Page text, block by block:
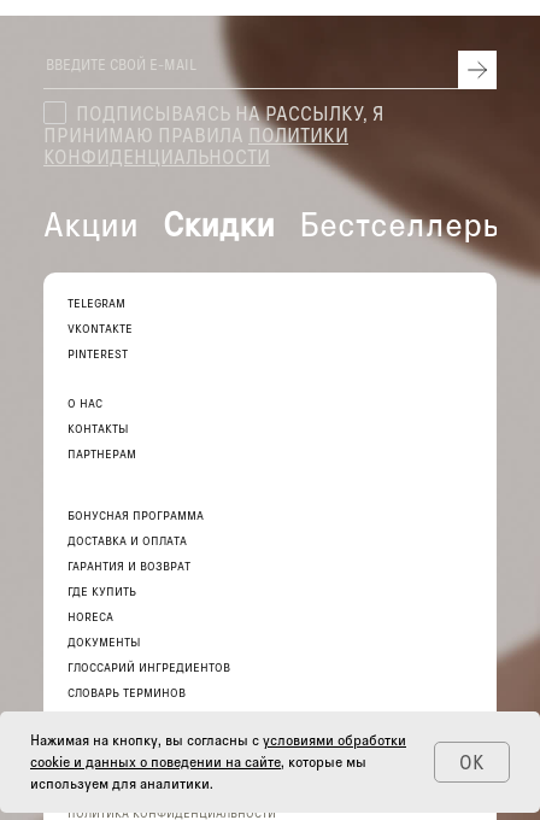
ПОДПИСЫВАЯСЬ НА РАССЫЛКУ, Я
ПРИНИМАЮ ПРАВИЛА ПОЛИТИКИ
КОНФИДЕНЦИАЛЬНОСТИ
Акции Скидки Бестселлеры
TELEGRAM
VKONTAKTE
PINTEREST
О НАС
КОНТАКТЫ
ПАРТНЕРАМ
БОНУСНАЯ ПРОГРАММА
ДОСТАВКА И ОПЛАТА
ГАРАНТИЯ И ВОЗВРАТ
ГДЕ КУПИТЬ
HORECA
ДОКУМЕНТЫ
ГЛОССАРИЙ ИНГРЕДИЕНТОВ
СЛОВАРЬ ТЕРМИНОВ
© 2026 ИНТЕРНЕТ-МАГАЗИН «THE ACT»
ПОЛИТИКА КОНФИДЕНЦИАЛЬНОСТИ
Нажимая на кнопку, вы согласны с условиями обработки
cookie и данных о поведении на сайте, которые мы
используем для аналитики.
ОК